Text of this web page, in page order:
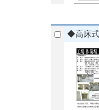
◆高床